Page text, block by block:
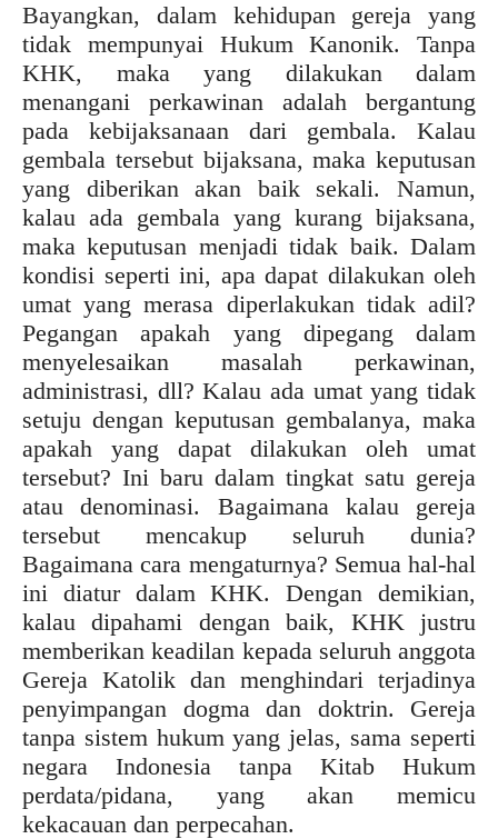
Bayangkan, dalam kehidupan gereja yang
tidak mempunyai Hukum Kanonik. Tanpa
KHK, maka yang dilakukan dalam
menangani perkawinan adalah bergantung
pada kebijaksanaan dari gembala. Kalau
gembala tersebut bijaksana, maka keputusan
yang diberikan akan baik sekali. Namun,
kalau ada gembala yang kurang bijaksana,
maka keputusan menjadi tidak baik. Dalam
kondisi seperti ini, apa dapat dilakukan oleh
umat yang merasa diperlakukan tidak adil?
Pegangan apakah yang dipegang dalam
menyelesaikan masalah perkawinan,
administrasi, dll? Kalau ada umat yang tidak
setuju dengan keputusan gembalanya, maka
apakah yang dapat dilakukan oleh umat
tersebut? Ini baru dalam tingkat satu gereja
atau denominasi. Bagaimana kalau gereja
tersebut mencakup seluruh dunia?
Bagaimana cara mengaturnya? Semua hal-hal
ini diatur dalam KHK. Dengan demikian,
kalau dipahami dengan baik, KHK justru
memberikan keadilan kepada seluruh anggota
Gereja Katolik dan menghindari terjadinya
penyimpangan dogma dan doktrin. Gereja
tanpa sistem hukum yang jelas, sama seperti
negara Indonesia tanpa Kitab Hukum
perdata/pidana, yang akan memicu
kekacauan dan perpecahan.